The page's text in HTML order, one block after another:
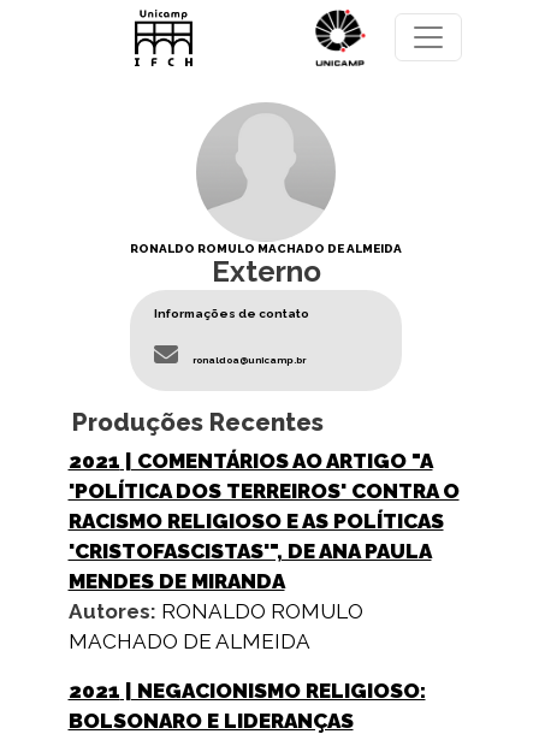
Pular para o conteúdo principal
RONALDO ROMULO MACHADO DE ALMEIDA
Externo
Informações de contato
ronaldoa@unicamp.br
Produções Recentes
2021 | COMENTÁRIOS AO ARTIGO "A
'POLÍTICA DOS TERREIROS' CONTRA O
RACISMO RELIGIOSO E AS POLÍTICAS
'CRISTOFASCISTAS'", DE ANA PAULA
MENDES DE MIRANDA
Autores: RONALDO ROMULO
MACHADO DE ALMEIDA
2021 | NEGACIONISMO RELIGIOSO:
BOLSONARO E LIDERANÇAS